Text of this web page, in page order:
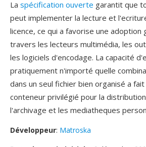
La spécification ouverte garantit que
peut implementer la lecture et
licence, ce qui a favorise une adoption
travers les lecteurs multimédia, les
les logiciels d'encodage. La capacité
pratiquement n'importé quelle
dans un seul fichier bien organisé a fait
conteneur privilégié pour la
l'archivage et les mediatheques
Développeur: Matroska